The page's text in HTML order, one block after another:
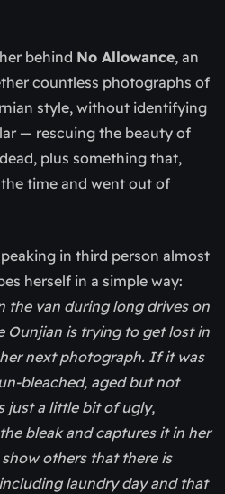
behind No Allowance, an
countless photographs of
style, without identifying
— rescuing the beauty of
plus something that,
time and went out of
in third person almost
herself in a simple way:
the van during long drives on
Ounjian is trying to get lost in
next photograph. If it was
bleached, aged but not
just a little bit of ugly,
bleak and captures it in her
others that there is
laundry day and that